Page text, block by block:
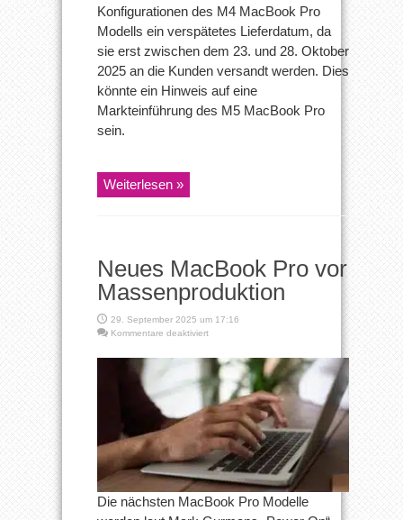
Konfigurationen des M4 MacBook Pro
Modells ein verspätetes Lieferdatum, da
sie erst zwischen dem 23. und 28. Oktober
2025 an die Kunden versandt werden. Dies
könnte ein Hinweis auf eine
Markteinführung des M5 MacBook Pro
sein.
Weiterlesen »
Neues MacBook Pro vor
Massenproduktion
29. September 2025 um 17:16
Kommentare deaktiviertfür
MacBook
Pro
vor
Massenproduktion
Die nächsten MacBook Pro Modelle